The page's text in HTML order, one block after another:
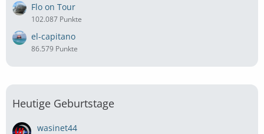
Flo on Tour
102.087 Punkte
el-capitano
86.579 Punkte
Heutige Geburtstage
wasinet44